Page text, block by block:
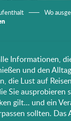
Wo
Informationen,
und den
die Lust auf
Sie ausprobieren
gilt… und ein
sollten. Das